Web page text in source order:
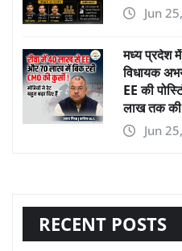
Jun
मध्य प्रदेश
विधायक
EE की
लाख तक
Jun
RECENT POSTS